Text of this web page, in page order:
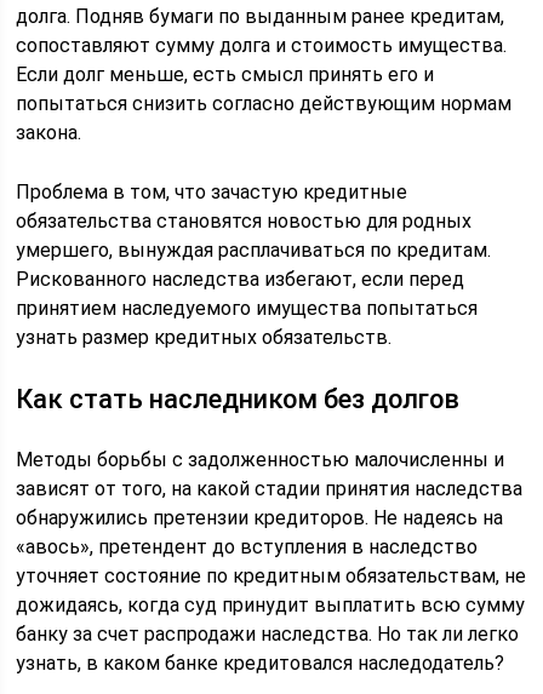
долга. Подняв бумаги по выданным ранее кредитам,
сопоставляют сумму долга и стоимость имущества.
Если долг меньше, есть смысл принять его и
попытаться снизить согласно действующим нормам
закона.
Проблема в том, что зачастую кредитные
обязательства становятся новостью для родных
умершего, вынуждая расплачиваться по кредитам.
Рискованного наследства избегают, если перед
принятием наследуемого имущества попытаться
узнать размер кредитных обязательств.
Как стать наследником без долгов
Методы борьбы с задолженностью малочисленны и
зависят от того, на какой стадии принятия наследства
обнаружились претензии кредиторов. Не надеясь на
«авось», претендент до вступления в наследство
уточняет состояние по кредитным обязательствам, не
дожидаясь, когда суд принудит выплатить всю сумму
банку за счет распродажи наследства. Но так ли легко
узнать, в каком банке кредитовался наследодатель?